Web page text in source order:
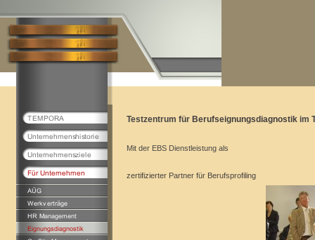
Testzentrum für Berufseignungsdiagnostik im
Mit der EBS Dienstleistung als
zertifizierter Partner für Berufsprofiling